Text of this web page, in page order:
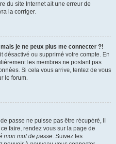
du site Internet ait une erreur de
la corriger.
je ne peux plus me connecter ?!
désactivé ou supprimé votre compte. En
les membres ne postant pas
Si cela vous arrive, tentez de vous
le forum.
passe ne puisse pas être récupéré, il
faire, rendez vous sur la page de
mon mot de passe. Suivez les